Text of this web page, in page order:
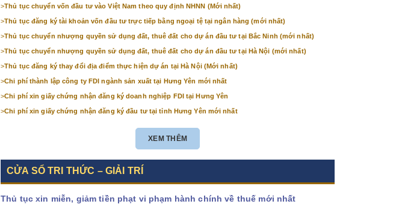
>Thủ tục chuyển vốn đầu tư vào Việt Nam theo quy định NHNN (Mới nhất)
>Thủ tục đăng ký tài khoản vốn đầu tư trực tiếp bằng ngoại tệ tại ngân hàng (mới nhất)
>Thủ tục chuyển nhượng quyền sử dụng đất, thuê đất cho dự án đầu tư tại Bắc Ninh (mới nhất)
>Thủ tục chuyển nhượng quyền sử dụng đất, thuê đất cho dự án đầu tư tại Hà Nội (mới nhất)
>Thủ tục đăng ký thay đổi địa điểm thực hiện dự án tại Hà Nội (Mới nhất)
>Chi phí thành lập công ty FDI ngành sản xuất tại Hưng Yên mới nhất
>Chi phí xin giấy chứng nhận đăng ký doanh nghiệp FDI tại Hưng Yên
>Chi phí xin giấy chứng nhận đăng ký đầu tư tại tỉnh Hưng Yên mới nhất
XEM THÊM
CỬA SỔ TRI THỨC – GIẢI TRÍ
Thủ tục xin miễn, giảm tiền phạt vi phạm hành chính về thuế mới nhất